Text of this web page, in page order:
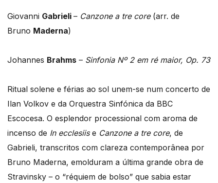
Giovanni Gabrieli – Canzone a tre core(arr. de
Bruno Maderna)
Johannes Brahms – Sinfonia Nº 2 em ré maior, Op. 73
Ritual solene e férias ao sol unem-se num concerto de
Ilan Volkov e da Orquestra Sinfónica da BBC
Escocesa. O esplendor processional com aroma de
incenso de In ecclesiise Canzone a tre core, de
Gabrieli, transcritos com clareza contemporânea por
Bruno Maderna, emolduram a última grande obra de
Stravinsky – o “réquiem de bolso” que sabia estar